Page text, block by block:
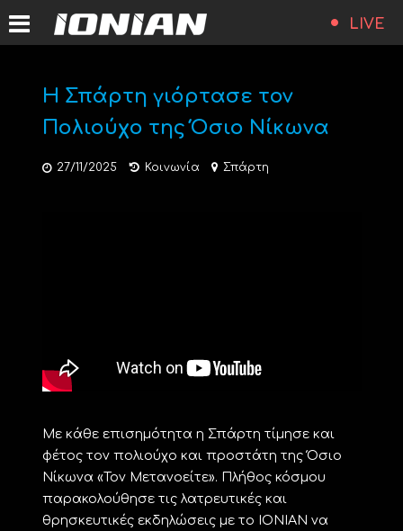
LIVE
Η Σπάρτη γιόρτασε τον
Πολιούχο της Όσιο Νίκωνα
27/11/2025 Κοινωνία Σπάρτη
Με κάθε επισημότητα η Σπάρτη τίμησε και
φέτος τον πολιούχο και προστάτη της Όσιο
Νίκωνα «Τον Μετανοείτε». Πλήθος κόσμου
παρακολούθησε τις λατρευτικές και
θρησκευτικές εκδηλώσεις με το ΙΟΝΙΑΝ να